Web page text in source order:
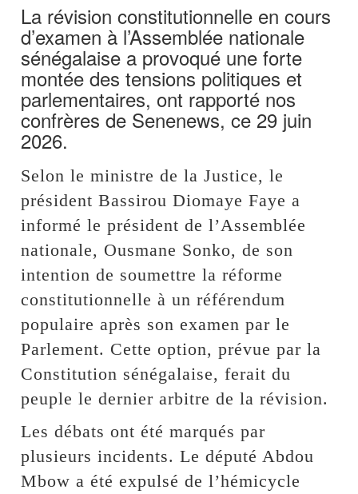
La révision constitutionnelle en cours
d’examen à l’Assemblée nationale
sénégalaise a provoqué une forte
montée des tensions politiques et
parlementaires, ont rapporté nos
confrères de Senenews, ce 29 juin
2026.
Selon le ministre de la Justice, le
président Bassirou Diomaye Faye a
informé le président de l’Assemblée
nationale, Ousmane Sonko, de son
intention de soumettre la réforme
constitutionnelle à un référendum
populaire après son examen par le
Parlement. Cette option, prévue par la
Constitution sénégalaise, ferait du
peuple le dernier arbitre de la révision.
Les débats ont été marqués par
plusieurs incidents. Le député Abdou
Mbow a été expulsé de l’hémicycle